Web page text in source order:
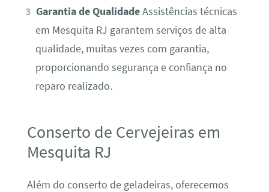
Garantia de QualidadeAssistências técnicas
em Mesquita RJ garantem serviços de alta
qualidade, muitas vezes com garantia,
proporcionando segurança e confiança no
reparo realizado.
Conserto de Cervejeiras em
Mesquita RJ
Além do conserto de geladeiras, oferecemos